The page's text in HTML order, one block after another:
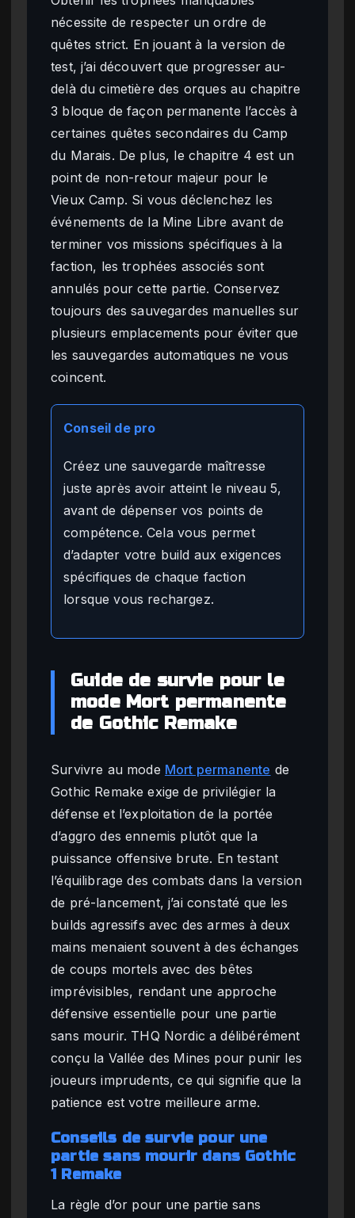
nécessite de respecter un ordre de
quêtes strict. En jouant à la version de
test, j’ai découvert que progresser au-
delà du cimetière des orques au chapitre
3 bloque de façon permanente l’accès à
certaines quêtes secondaires du Camp
du Marais. De plus, le chapitre 4 est un
point de non-retour majeur pour le
Vieux Camp. Si vous déclenchez les
événements de la Mine Libre avant de
terminer vos missions spécifiques à la
faction, les trophées associés sont
annulés pour cette partie. Conservez
toujours des sauvegardes manuelles sur
plusieurs emplacements pour éviter que
les sauvegardes automatiques ne vous
coincent.
Conseil de pro
Créez une sauvegarde maîtresse
juste après avoir atteint le niveau 5,
avant de dépenser vos points de
compétence. Cela vous permet
d’adapter votre build aux exigences
spécifiques de chaque faction
lorsque vous rechargez.
Guide de survie pour le
mode Mort permanente
de Gothic Remake
Survivre au mode Mort permanente de
Gothic Remake exige de privilégier la
défense et l’exploitation de la portée
d’aggro des ennemis plutôt que la
puissance offensive brute. En testant
l’équilibrage des combats dans la version
de pré-lancement, j’ai constaté que les
builds agressifs avec des armes à deux
mains menaient souvent à des échanges
de coups mortels avec des bêtes
imprévisibles, rendant une approche
défensive essentielle pour une partie
sans mourir. THQ Nordic a délibérément
conçu la Vallée des Mines pour punir les
joueurs imprudents, ce qui signifie que la
patience est votre meilleure arme.
Conseils de survie pour une
partie sans mourir dans Gothic
1 Remake
La règle d’or pour une partie sans